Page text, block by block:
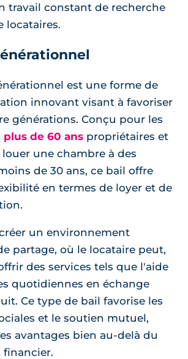
travail constant de recherche
locataires.
est une forme de
innovant visant à favoriser
générations. Conçu pour les
plus de 60 ans propriétaires et
une chambre à des
de 30 ans, ce bail offre
en termes de loyer et de
un environnement
partage, où le locataire peut,
des services tels que l'aide
quotidiennes en échange
Ce type de bail favorise les
et le soutien mutuel,
avantages bien au-delà du
financier.